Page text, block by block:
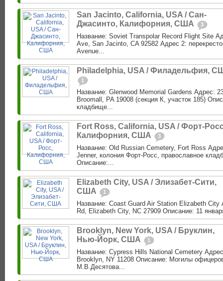
San Jacinto, California, USA / Сан-
Джасинто, Калифорния, США
3
Название: Soviet Transpolar Record Flight Site
Ave, San Jacinto, CA 92582 Адрес 2:
Avenue...
Philadelphia, USA / Филадельфия,
1
Название: Glenwood Memorial Gardens Адрес:
Broomall, PA 19008 (секция К, участок 185)
кладбище...
Fort Ross, California, USA / Форт-
Калифорния, США
3
Название: Old Russian Cemetery, Fort Ross
Jenner, колония Форт-Росс, православное
Описание:...
Elizabeth City, USA / Элизабет-Сити,
США
1
Название: Coast Guard Air Station Elizabeth
Rd, Elizabeth City, NC 27909 Описание: 11
Brooklyn, New York, USA / Бруклин,
Нью-Йорк, США
1
Название: Cypress Hills National Cemetery
Brooklyn, NY 11208 Описание: Могилы
М.В.Десятова...